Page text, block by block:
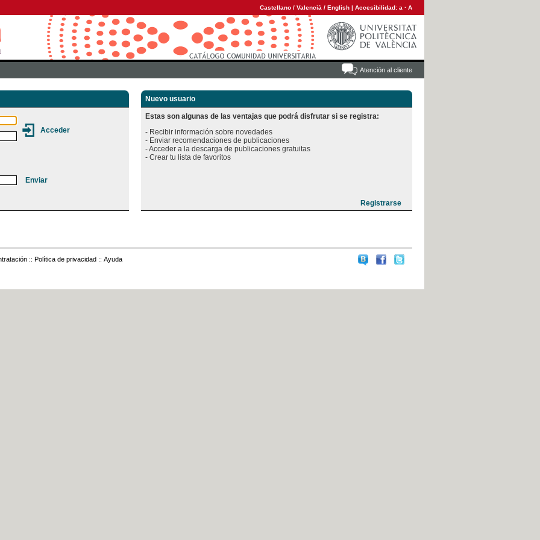
Castellano / Valencià / English | Accesibilidad: a · A
Atención al cliente
Nuevo usuario
Estas son algunas de las ventajas que podrá disfrutar si se registra:
- Recibir información sobre novedades
- Enviar recomendaciones de publicaciones
- Acceder a la descarga de publicaciones gratuitas
:: Política de privacidad :: Ayuda